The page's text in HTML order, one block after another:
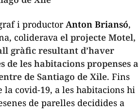
i productor Anton Briansó,
coliderava el projecte Motel,
gràfic resultant d’haver
de les habitacions propenses a
de Santiago de Xile. Fins
covid-19, a les habitacions hi
de parelles decidides a